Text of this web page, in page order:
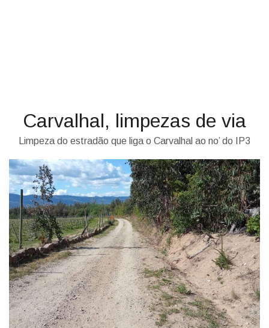
Carvalhal, limpezas de via
Limpeza do estradão que liga o Carvalhal ao no’ do IP3